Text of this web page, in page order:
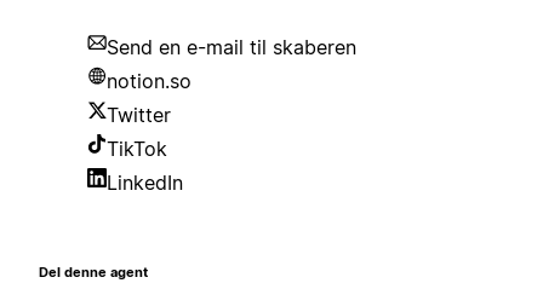
Send en e-mail til skaberen
notion.so
Twitter
TikTok
LinkedIn
Del denne agent